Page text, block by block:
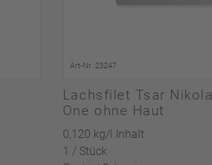
Art-Nr. 23247
Lachsfilet Tsar
One ohne Haut
0,120 kg/l Inhalt
1 / Stück